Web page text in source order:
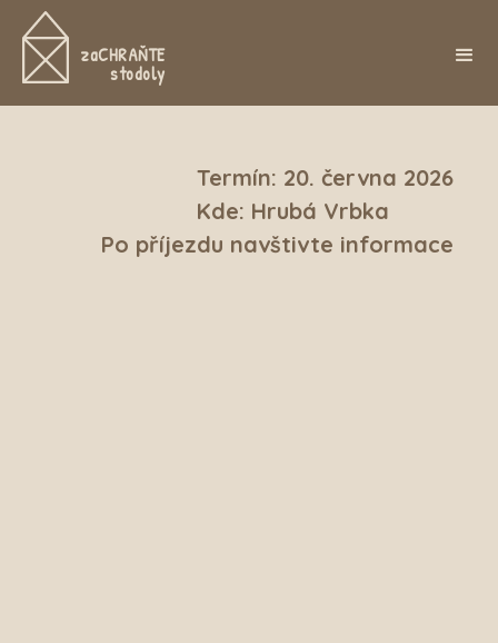
zaCHRAŇTE
stodoly
Termín: 20. června 2026
Kde: Hrubá Vrbka
Po příjezdu navštivte informace